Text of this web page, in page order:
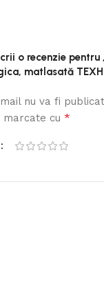
o recenzie pentru
matlasată
nu va fi
cu *